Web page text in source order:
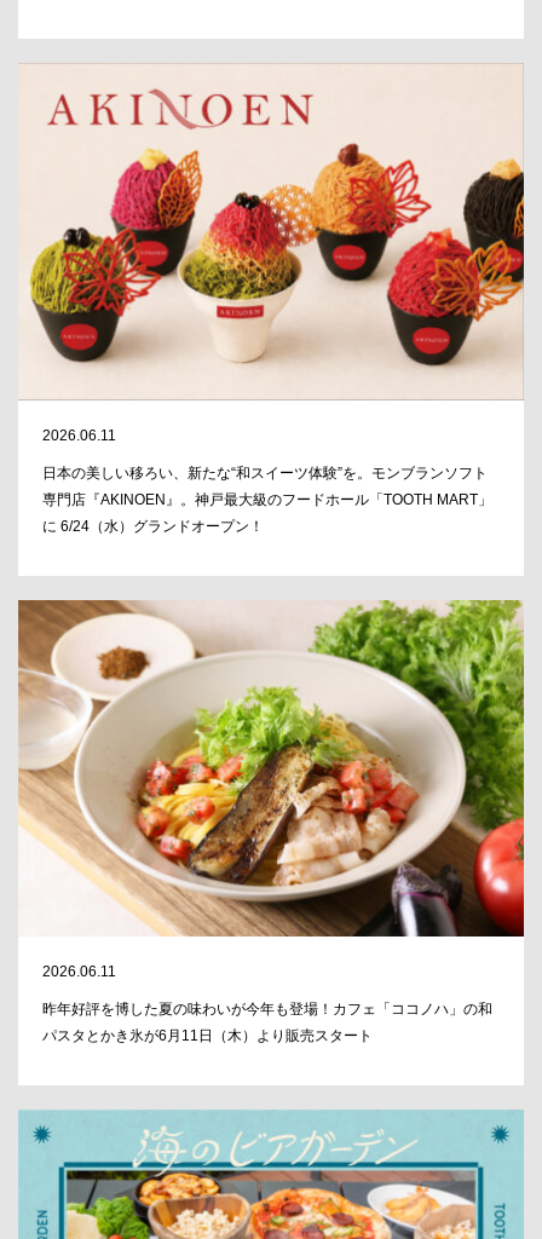
2026.06.11
日本の美しい移ろい、新たな“和スイーツ体験”を。モンブランソフト
専門店『AKINOEN』。神戸最大級のフードホール「TOOTH MART」
に 6/24（水）グランドオープン！
2026.06.11
昨年好評を博した夏の味わいが今年も登場！カフェ「ココノハ」の和
パスタとかき氷が6月11日（木）より販売スタート